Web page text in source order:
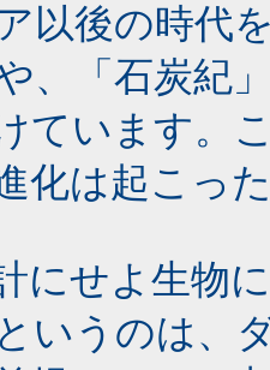
以後の時代
、「石炭紀
ています。
化は起こっ
にせよ生物
いうのは、